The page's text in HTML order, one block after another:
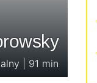
| 91 min